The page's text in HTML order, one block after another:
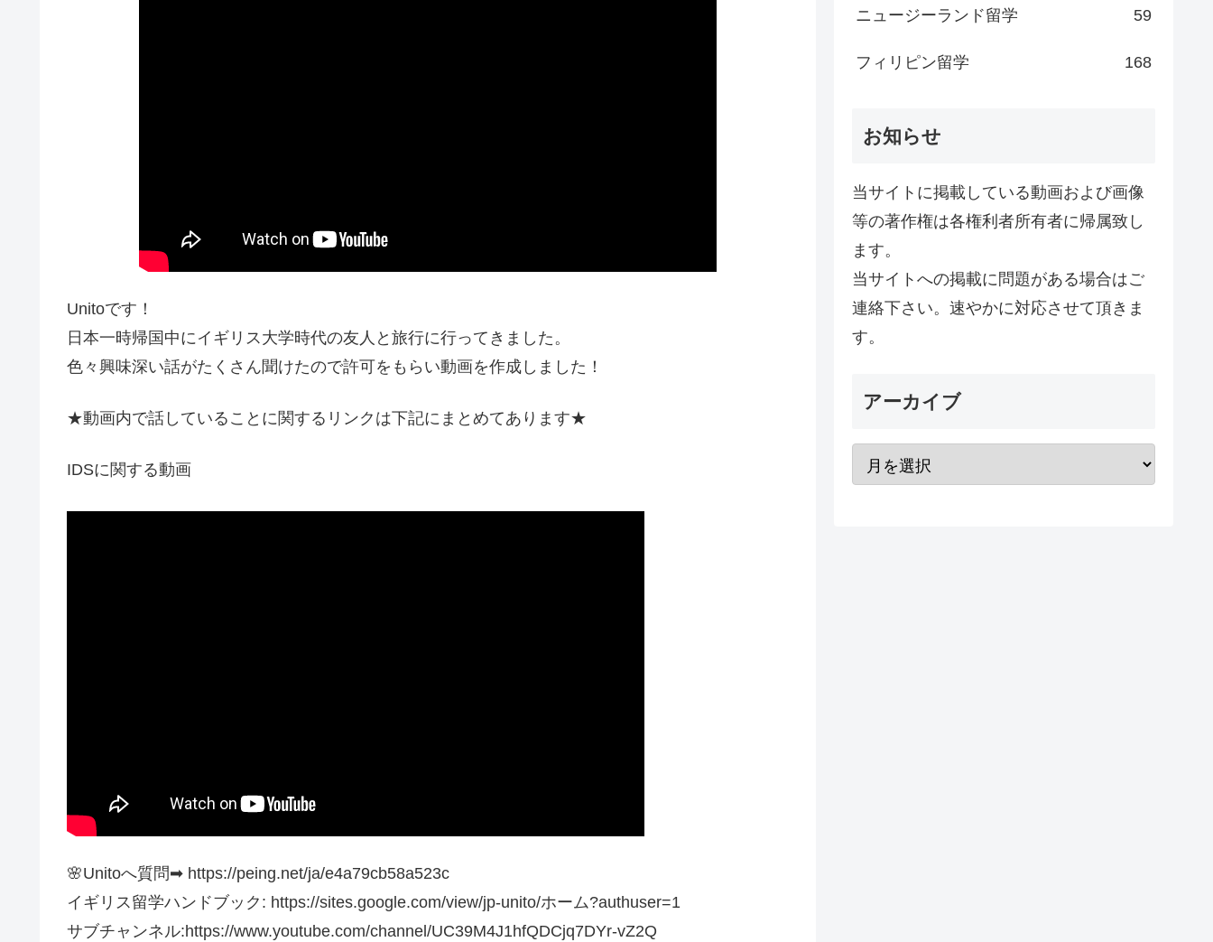
Unitoです！
日本一時帰国中にイギリス大学時代の友人と旅行に行ってきました。
色々興味深い話がたくさん聞けたので許可をもらい動画を作成しました！
★動画内で話していることに関するリンクは下記にまとめてあります★
IDSに関する動画
🌸Unitoへ質問➡ https://peing.net/ja/e4a79cb58a523c
イギリス留学ハンドブック: https://sites.google.com/view/jp-unito/ホーム?authuser=1
サブチャンネル:https://www.youtube.com/channel/UC39M4J1hfQDCjq7DYr-vZ2Q
ニュージーランド留学 59
フィリピン留学 168
お知らせ
当サイトに掲載している動画および画像
等の著作権は各権利者所有者に帰属致し
ます。
当サイトへの掲載に問題がある場合はご
連絡下さい。速やかに対応させて頂きま
す。
アーカイブ